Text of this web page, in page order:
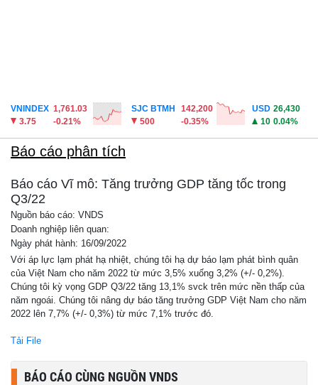
VNINDEX 1,761.03
3.75
-0.21%
SJC BTMH
142,200
500
-0.35%
USD 26,430
10 0.04%
Báo cáo phân tích
Báo cáo Vĩ mô: Tăng trưởng GDP tăng tốc trong
Q3/22
Nguồn báo cáo: VNDS
Doanh nghiệp liên quan:
Ngày phát hành: 16/09/2022
Với áp lực lạm phát hạ nhiệt, chúng tôi hạ dự báo lạm phát bình quân
của Việt Nam cho năm 2022 từ mức 3,5% xuống 3,2% (+/- 0,2%).
Chúng tôi kỳ vọng GDP Q3/22 tăng 13,1% svck trên mức nền thấp của
năm ngoái. Chúng tôi nâng dự báo tăng trưởng GDP Việt Nam cho năm
2022 lên 7,7% (+/- 0,3%) từ mức 7,1% trước đó.
Tải File
BÁO CÁO CÙNG NGUỒN VNDS